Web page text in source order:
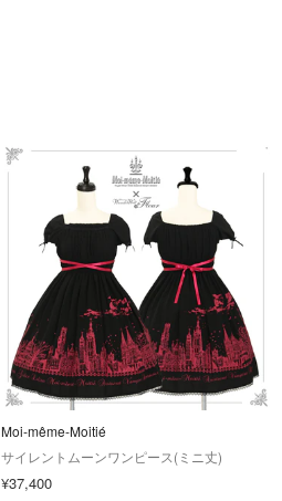
Moi-même-Moitié
サイレントムーンワンピース(ミニ丈)
¥37,400